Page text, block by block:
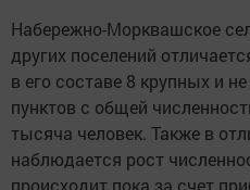
Набережно-Морквашское
других поселений
в его составе 8 крупных и
пунктов с общей
тысяча человек. Также в
наблюдается рост
происходит пока за счет